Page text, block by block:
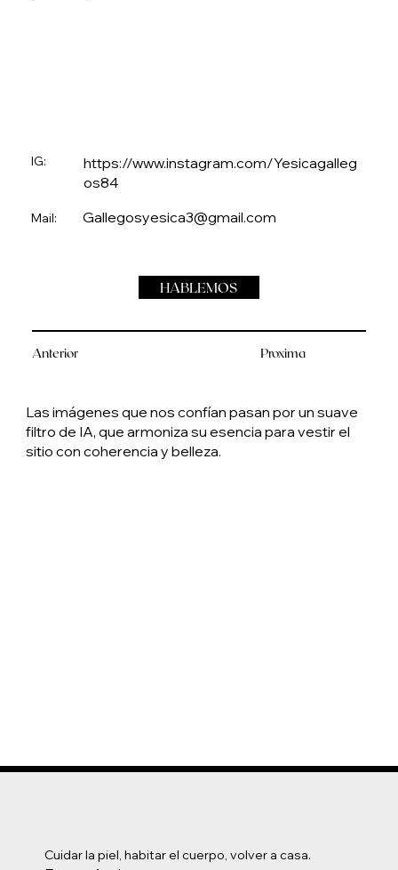
Anterior Proxima
IG:
https://www.instagram.com/Yesicagalleg
os84
Mail: Gallegosyesica3@gmail.com
HABLEMOS
Las imágenes que nos confían pasan por un suave
filtro de IA, que armoniza su esencia para vestir el
sitio con coherencia y belleza.
Cuidar la piel, habitar el cuerpo, volver a casa.